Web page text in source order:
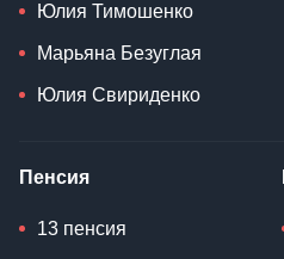
Юлия Тимошенко
Марьяна Безуглая
Юлия Свириденко
Пенсия
13 пенсия